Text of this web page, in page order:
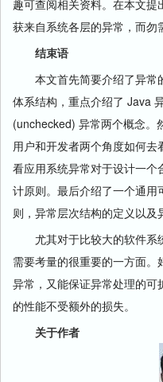
趣可查阅相关资料。在本文
获来自系统各层的异常，而勿
结束语
本文首先简要介绍了异常
体系结构，重点介绍了 Java
(unchecked) 异常两个概念。
用户和开发者两个角度如何
看应用系统异常对于设计一
计原则。最后介绍了一个通
则，异常层次结构的定义以及
尤其对于比较大的软件系
需要考量的很重要的一方面
异常，又能保证异常处理的
的性能不受额外的损失。
关于作者